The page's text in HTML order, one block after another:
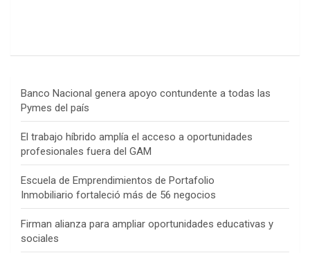
Banco Nacional genera apoyo contundente a todas las
Pymes del país
El trabajo híbrido amplía el acceso a oportunidades
profesionales fuera del GAM
Escuela de Emprendimientos de Portafolio
Inmobiliario fortaleció más de 56 negocios
Firman alianza para ampliar oportunidades educativas y
sociales